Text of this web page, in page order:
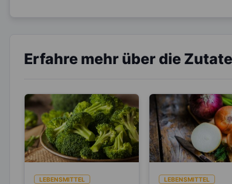
Erfahre mehr über die
LEBENSMITTEL LEBENSMITTEL